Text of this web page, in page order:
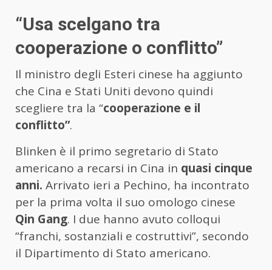
“Usa scelgano tra
cooperazione o conflitto”
Il ministro degli Esteri cinese ha aggiunto
che Cina e Stati Uniti devono quindi
scegliere tra la “cooperazione e il
conflitto”.
Blinken è il primo segretario di Stato
americano a recarsi in Cina in quasi cinque
anni. Arrivato ieri a Pechino, ha incontrato
per la prima volta il suo omologo cinese
Qin Gang. I due hanno avuto colloqui
“franchi, sostanziali e costruttivi”, secondo
il Dipartimento di Stato americano.